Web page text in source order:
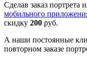
Сделав заказ портрета
мобильного
скидку 200 руб.
А наши постоянные
повторном заказе